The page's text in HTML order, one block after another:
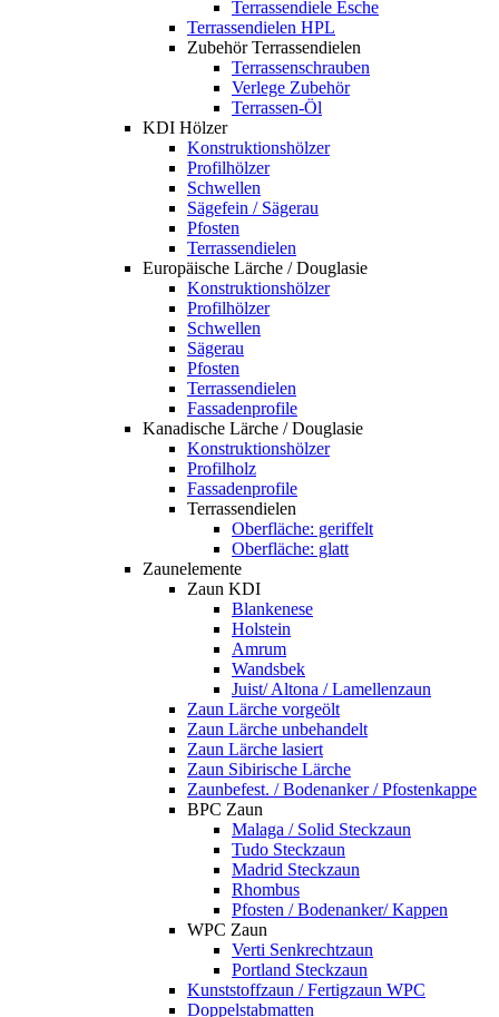
Terrassendiele Esche
Terrassendielen HPL
Zubehör Terrassendielen
Terrassenschrauben
Verlege Zubehör
Terrassen-Öl
KDI Hölzer
Konstruktionshölzer
Profilhölzer
Schwellen
Sägefein / Sägerau
Pfosten
Terrassendielen
Europäische Lärche / Douglasie
Konstruktionshölzer
Profilhölzer
Schwellen
Sägerau
Pfosten
Terrassendielen
Fassadenprofile
Kanadische Lärche / Douglasie
Konstruktionshölzer
Profilholz
Fassadenprofile
Terrassendielen
Oberfläche: geriffelt
Oberfläche: glatt
Zaunelemente
Zaun KDI
Blankenese
Holstein
Amrum
Wandsbek
Juist/ Altona / Lamellenzaun
Zaun Lärche vorgeölt
Zaun Lärche unbehandelt
Zaun Lärche lasiert
Zaun Sibirische Lärche
Zaunbefest. / Bodenanker / Pfostenkappe
BPC Zaun
Malaga / Solid Steckzaun
Tudo Steckzaun
Madrid Steckzaun
Rhombus
Pfosten / Bodenanker/ Kappen
WPC Zaun
Verti Senkrechtzaun
Portland Steckzaun
Kunststoffzaun / Fertigzaun WPC
Doppelstabmatten